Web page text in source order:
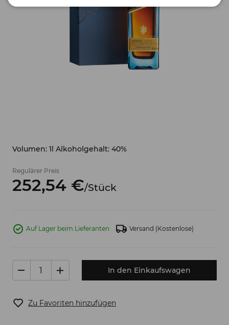
Volumen: 1l Alkoholgehalt: 40%
Regulärer Preis
252,54 €/Stück
Auf Lager beim Lieferanten Versand (Kostenlose)
In den Einkaufswagen
Zu Favoriten hinzufügen